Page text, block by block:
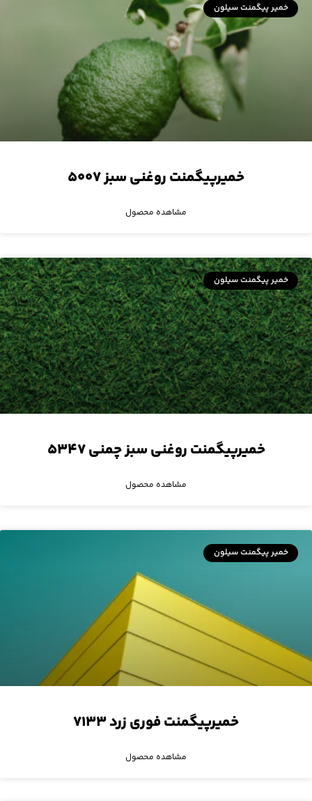
خمیر پیگمنت سیلون
خمیرپیگمنت روغنی سبز ۵۰۰۷
مشاهده محصول
خمیر پیگمنت سیلون
خمیرپیگمنت روغنی سبز چمنی ۵۳۴۷
مشاهده محصول
خمیر پیگمنت سیلون
خمیرپیگمنت فوری زرد ۷۱۳۳
مشاهده محصول